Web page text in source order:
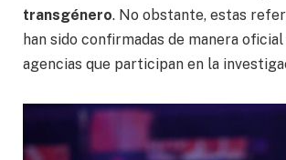
transgénero. No obstante, estas
han sido confirmadas de manera
agencias que participan en la